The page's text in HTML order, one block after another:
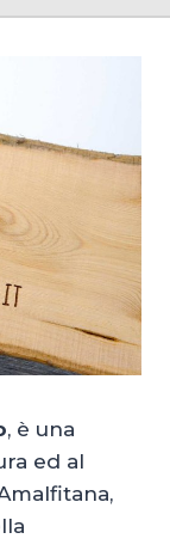
, è una
ed al